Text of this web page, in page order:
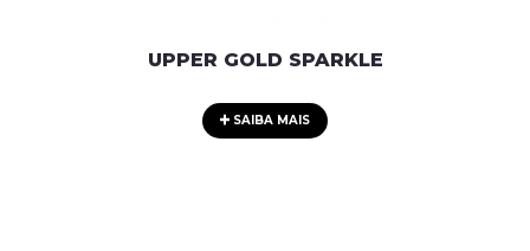
UPPER GOLD SPARKLE
SAIBA MAIS